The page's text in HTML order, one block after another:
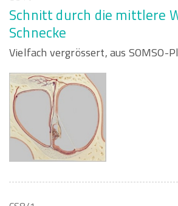
Schnitt durch die mittlere
Schnecke
Vielfach vergrössert, aus SOMSO-